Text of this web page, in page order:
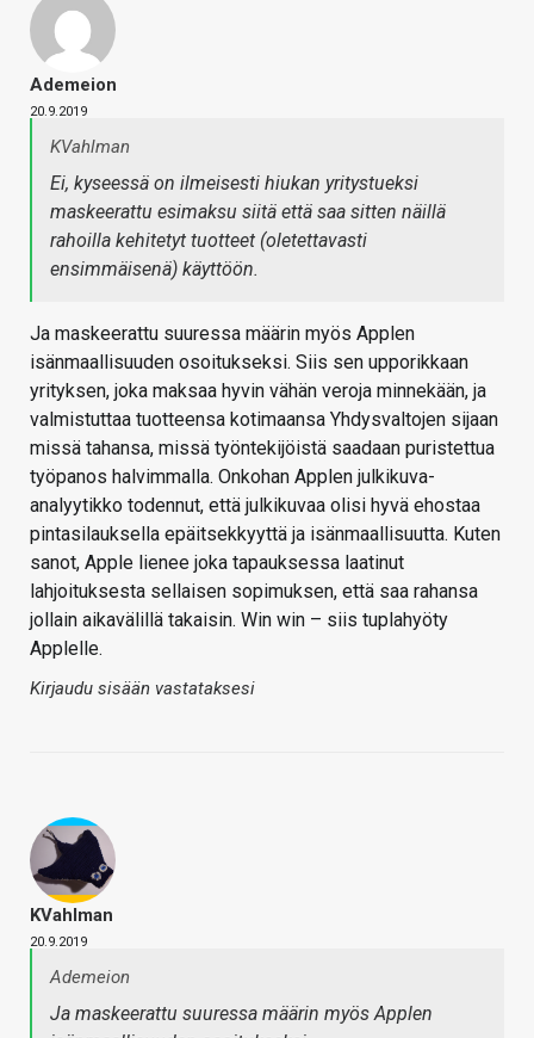
Ademeion
20.9.2019
KVahlman
Ei, kyseessä on ilmeisesti hiukan yritystueksi
maskeerattu esimaksu siitä että saa sitten näillä
rahoilla kehitetyt tuotteet (oletettavasti
ensimmäisenä) käyttöön.
Ja maskeerattu suuressa määrin myös Applen
isänmaallisuuden osoitukseksi. Siis sen upporikkaan
yrityksen, joka maksaa hyvin vähän veroja minnekään, ja
valmistuttaa tuotteensa kotimaansa Yhdysvaltojen sijaan
missä tahansa, missä työntekijöistä saadaan puristettua
työpanos halvimmalla. Onkohan Applen julkikuva-
analyytikko todennut, että julkikuvaa olisi hyvä ehostaa
pintasilauksella epäitsekkyyttä ja isänmaallisuutta. Kuten
sanot, Apple lienee joka tapauksessa laatinut
lahjoituksesta sellaisen sopimuksen, että saa rahansa
jollain aikavälillä takaisin. Win win – siis tuplahyöty
Applelle.
Kirjaudu sisään vastataksesi
KVahlman
20.9.2019
Ademeion
Ja maskeerattu suuressa määrin myös Applen